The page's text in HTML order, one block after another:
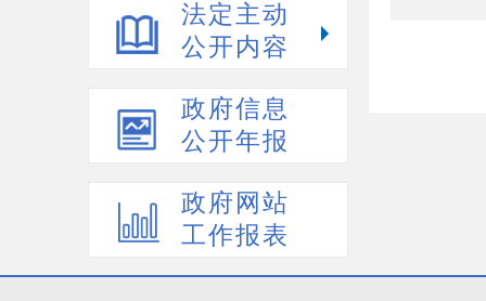
法定主动
公开内容
政府信息
公开年报
政府网站
工作报表